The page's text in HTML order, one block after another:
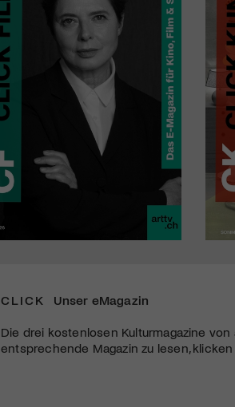
CLICK Unser eMagazin
Die drei kostenlosen Kulturmagazine
entsprechende Magazin zu lesen,